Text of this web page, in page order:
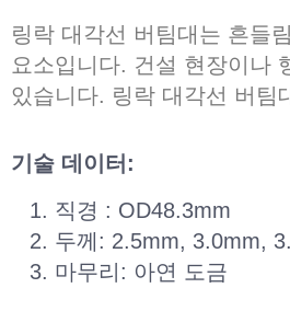
링락 대각선 버팀대는 흔들
요소입니다. 건설 현장이나
있습니다. 링락 대각선 버팀
기술 데이터:
직경 : OD48.3mm
두께: 2.5mm, 3.0mm,
마무리: 아연 도금